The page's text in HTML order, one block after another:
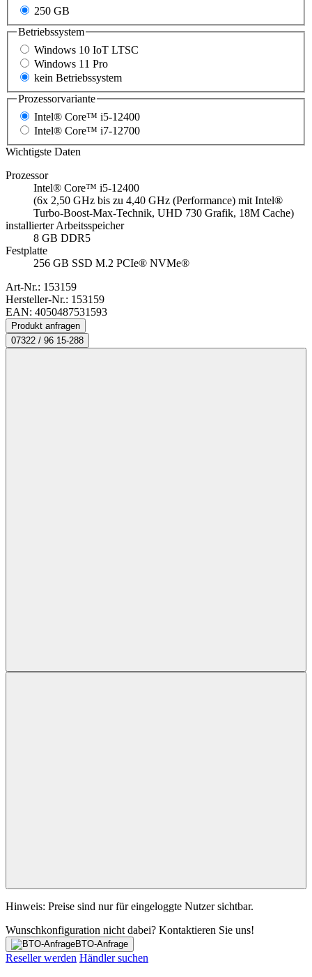
250 GB
Betriebssystem
Windows 10 IoT LTSC
Windows 11 Pro
kein Betriebssystem
Prozessorvariante
Intel® Core™ i5-12400
Intel® Core™ i7-12700
Wichtigste Daten
Prozessor
Intel® Core™ i5-12400
(6x 2,50 GHz bis zu 4,40 GHz (Performance) mit Intel®
Turbo-Boost-Max-Technik, UHD 730 Grafik, 18M Cache)
installierter Arbeitsspeicher
8 GB DDR5
Festplatte
256 GB SSD M.2 PCIe® NVMe®
Art-Nr.: 153159
Hersteller-Nr.: 153159
EAN: 4050487531593
Produkt anfragen
07322 / 96 15-288
Hinweis: Preise sind nur für eingeloggte Nutzer sichtbar.
Wunschkonfiguration nicht dabei? Kontaktieren Sie uns!
BTO-Anfrage
Reseller werden Händler suchen